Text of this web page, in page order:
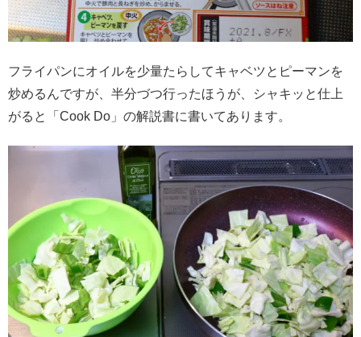
フライパンにオイルを少量たらしてキャベツとピーマンを
炒めるんですが、半分づつ行ったほうが、シャキッと仕上
がると「Cook Do」の解説書に書いてあります。